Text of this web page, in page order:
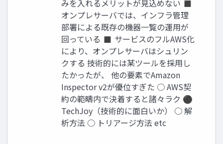
みを入れるメリットが見込めない ◼
オンプレサーバでは、インフラ管理
部署による既存の機器一覧の運用が
回っている ◼ サービスのフルAWS化
により、オンプレサーバはシュリン
クする 技術的には某ツールを採用し
たかったが、 他の要素でAmazon
Inspector v2が優位すぎた ○ AWS契
約の範疇内で決着すると諸々ラク ⚫
TechJoy（技術的に面白いか） ○ 解
析方法 ○ トリアージ方法 etc